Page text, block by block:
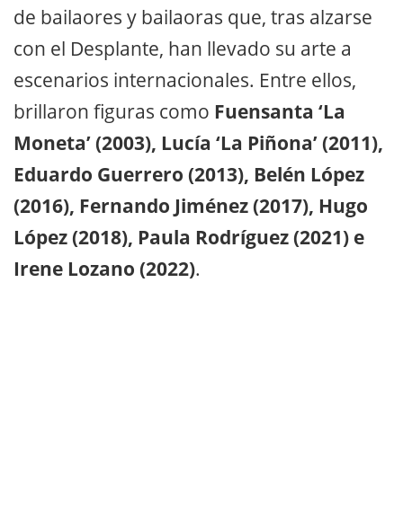
de bailaores y bailaoras que, tras alzarse
con el Desplante, han llevado su arte a
escenarios internacionales. Entre ellos,
brillaron figuras como Fuensanta ‘La
Moneta’ (2003), Lucía ‘La Piñona’ (2011),
Eduardo Guerrero (2013), Belén López
(2016), Fernando Jiménez (2017), Hugo
López (2018), Paula Rodríguez (2021) e
Irene Lozano (2022).